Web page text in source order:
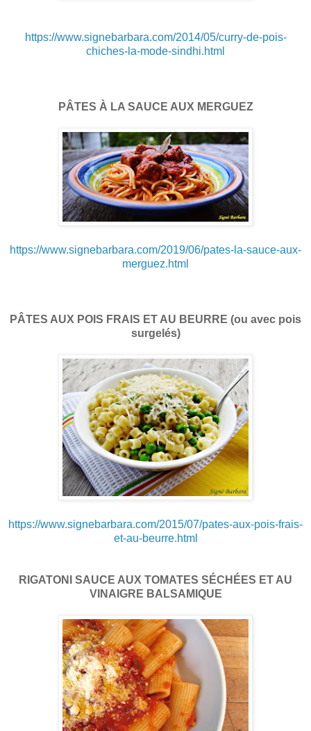
https://www.signebarbara.com/2014/05/curry-de-pois-
chiches-la-mode-sindhi.html
PÂTES À LA SAUCE AUX MERGUEZ
https://www.signebarbara.com/2019/06/pates-la-sauce-aux-
merguez.html
PÂTES AUX POIS FRAIS ET AU BEURRE (ou avec pois
surgelés)
https://www.signebarbara.com/2015/07/pates-aux-pois-frais-
et-au-beurre.html
RIGATONI SAUCE AUX TOMATES SÉCHÉES ET AU
VINAIGRE BALSAMIQUE